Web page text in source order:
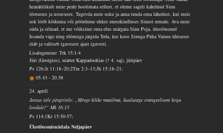
heatahtlikult meie peale hoolimata sellest, et oleme sageli kahelnud Sinu
tõotustes ja ustavuses. Tugevda meie usku ja anna tunda oma lähedust, kui meie
usk lööb kõikuma või pöördume uhkes enesekindluses Sinust eemale. Ava meie
süda ja silmad, et me võiksime oma elus märgata Sinu Poja, ülestõusnud
Issanda väge ning rõõmuga järgida Teda, kes koos Sinuga Püha Vaimu ühtsuses
elab ja valitseb igavesest ajast igavesti.
Lisalugemine: Trk 15:1-4
Jüri (Georgios), märter Kappadookias († 4. saj), jüripäev
Ps 126;Jr 11:18–20;2Tm 2:3–13;Jh 15:18–21;
05.43-20.58
24. aprill
Jeesus ütle jüngritele: „Minge kõike maailma, kuulutage evangeeliumi kogu
loodule!“ Mk 16:15
Ps 114;1Kr 15:50-57;
Ülestõusmisnädala Neljapäev